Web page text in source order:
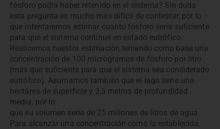
fósforo podrá haber retenido en el sistema? Sin duda
esta pregunta es mucho más difícil de contestar, por lo
que intentaremos estimar cuanto fósforo sería suficiente
para que el sistema continué en estado eutrófico.
Realicemos nuestra estimación teniendo como base una
concentración de 100 microgramos de fósforo por litro
(más que suficiente para que el sistema sea considerado
eutrófico). Asumamos también que el lago tiene una
hectárea de superficie y 2,5 metros de profundidad
media, por lo
que su volumen sería de 25 millones de litros de agua.
Para alcanzar una concentración como la establecida,